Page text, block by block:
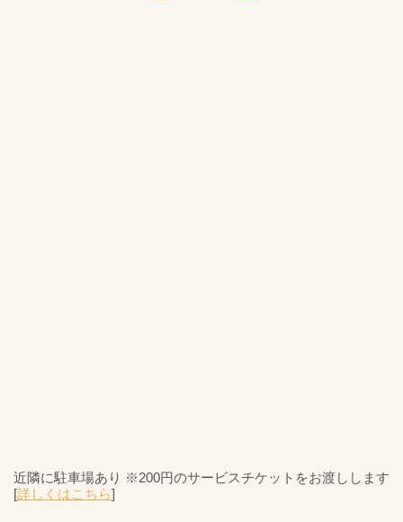
近隣に駐車場あり ※200円のサービスチケットをお渡しします
[詳しくはこちら]